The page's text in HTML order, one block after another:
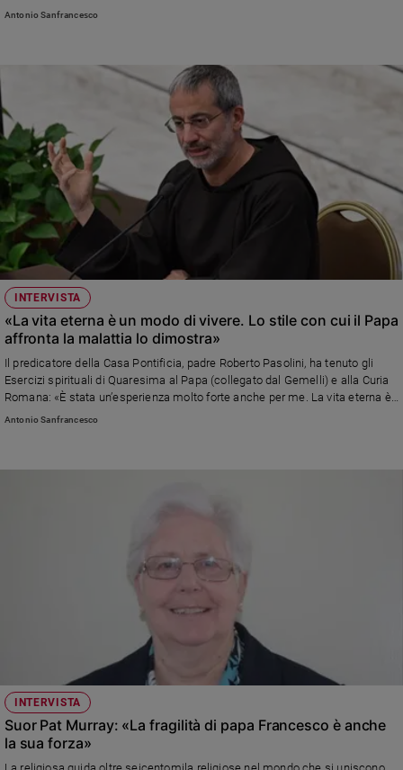
Pubblicità
Registrati
Redazione
Social
amare, di pregare, di donare noi stessi, di essere l’uno per l’altro, nella fede,
Papa vi vuole bene e aspetta sempre di incontrarvi»
Antonio Sanfrancesco
INTERVISTA
«La vita eterna è un modo di vivere. Lo stile con cui il Papa
affronta la malattia lo dimostra»
Il predicatore della Casa Pontificia, padre Roberto Pasolini, ha tenuto gli
Esercizi spirituali di Quaresima al Papa (collegato dal Gemelli) e alla Curia
Romana: «È stata un’esperienza molto forte anche per me. La vita eterna è
un diritto, oltre che un dovere, che noi potremmo prenderci il lusso di
Antonio Sanfrancesco
INTERVISTA
Suor Pat Murray: «La fragilità di papa Francesco è anche
la sua forza»